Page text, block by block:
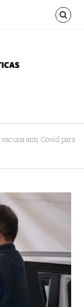
anti Covid para